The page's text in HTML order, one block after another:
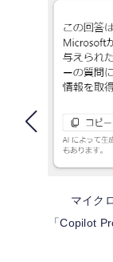
マイク
「Copilot